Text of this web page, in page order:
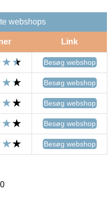
webshops
Link
Besøg webshop
Besøg webshop
Besøg webshop
Besøg webshop
Besøg webshop